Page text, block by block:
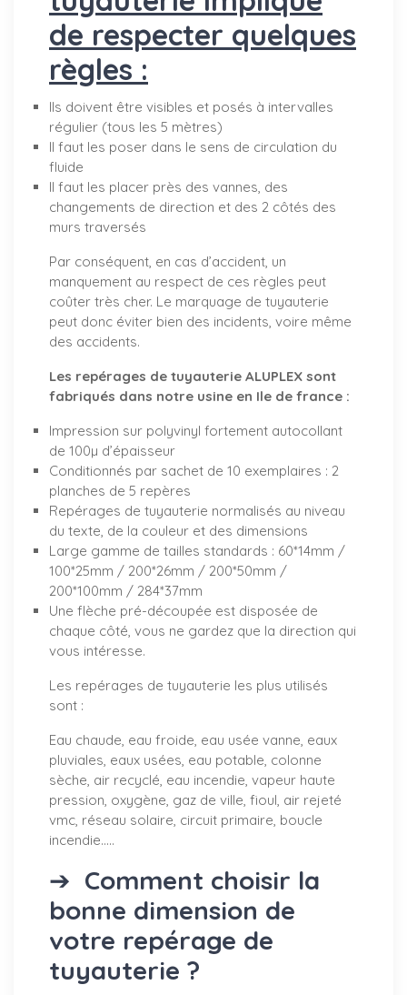
de respecter quelques
règles :
Ils doivent être visibles et posés à intervalles
régulier (tous les 5 mètres)
Il faut les poser dans le sens de circulation du
fluide
Il faut les placer près des vannes, des
changements de direction et des 2 côtés des
murs traversés
Par conséquent, en cas d’accident, un
manquement au respect de ces règles peut
coûter très cher. Le marquage de tuyauterie
peut donc éviter bien des incidents, voire même
des accidents.
Les repérages de tuyauterie ALUPLEX sont
fabriqués dans notre usine en Ile de france :
Impression sur polyvinyl fortement autocollant
de 100µ d’épaisseur
Conditionnés par sachet de 10 exemplaires : 2
planches de 5 repères
Repérages de tuyauterie normalisés au niveau
du texte, de la couleur et des dimensions
Large gamme de tailles standards : 60*14mm /
100*25mm / 200*26mm / 200*50mm /
200*100mm / 284*37mm
Une flèche pré-découpée est disposée de
chaque côté, vous ne gardez que la direction qui
vous intéresse.
Les repérages de tuyauterie les plus utilisés
sont :
Eau chaude, eau froide, eau usée vanne, eaux
pluviales, eaux usées, eau potable, colonne
sèche, air recyclé, eau incendie, vapeur haute
pression, oxygène, gaz de ville, fioul, air rejeté
vmc, réseau solaire, circuit primaire, boucle
incendie.....
➔ Comment choisir la
bonne dimension de
votre repérage de
tuyauterie ?